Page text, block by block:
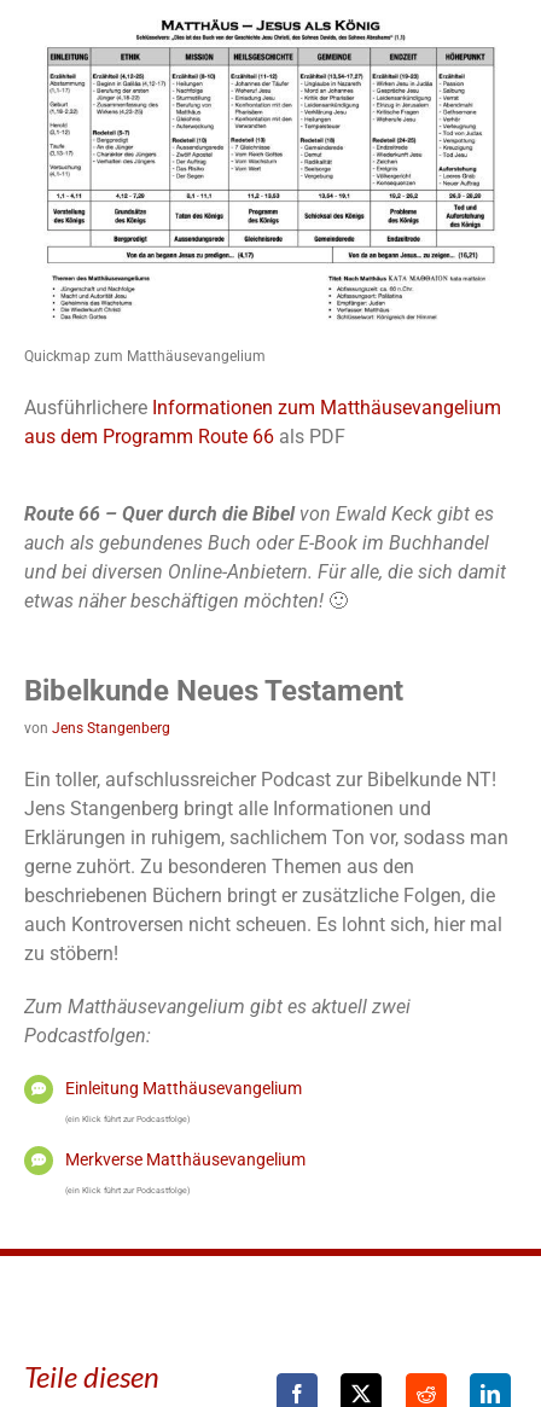
Quickmap zum Matthäusevangelium
Ausführlichere Informationen zum Matthäusevangelium
aus dem Programm Route 66 als PDF
Route 66 – Quer durch die Bibel von Ewald Keck gibt es
auch als gebundenes Buch oder E-Book im Buchhandel
und bei diversen Online-Anbietern. Für alle, die sich damit
etwas näher beschäftigen möchten! 🙂
Bibelkunde Neues Testament
von Jens Stangenberg
Ein toller, aufschlussreicher Podcast zur Bibelkunde NT!
Jens Stangenberg bringt alle Informationen und
Erklärungen in ruhigem, sachlichem Ton vor, sodass man
gerne zuhört. Zu besonderen Themen aus den
beschriebenen Büchern bringt er zusätzliche Folgen, die
auch Kontroversen nicht scheuen. Es lohnt sich, hier mal
zu stöbern!
Zum Matthäusevangelium gibt es aktuell zwei
Podcastfolgen:
Einleitung Matthäusevangelium
(ein Klick führt zur Podcastfolge)
Merkverse Matthäusevangelium
(ein Klick führt zur Podcastfolge)
Teile diesen